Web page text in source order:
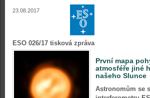
23.08.2017
ESO 026/17 tisková zpráva
První mapa
atmosféře jiné
našeho Slunce
Astronomům se